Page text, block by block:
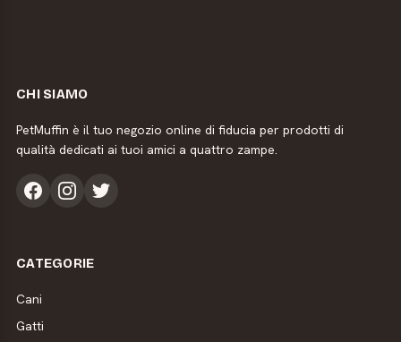
CHI SIAMO
PetMuffin è il tuo negozio online di fiducia per prodotti di
qualità dedicati ai tuoi amici a quattro zampe.
CATEGORIE
Cani
Gatti